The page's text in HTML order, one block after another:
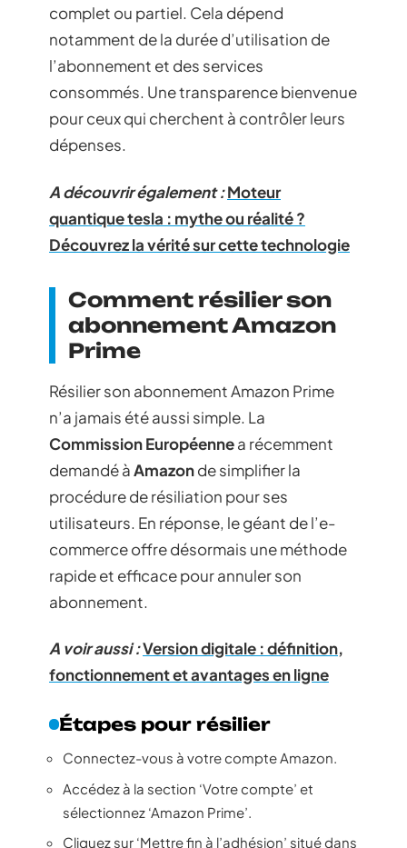
complet ou partiel. Cela dépend
notamment de la durée d’utilisation de
l’abonnement et des services
consommés. Une transparence bienvenue
pour ceux qui cherchent à contrôler leurs
dépenses.
A découvrir également :Moteur
quantique tesla : mythe ou réalité ?
Découvrez la vérité sur cette technologie
Comment résilier son
abonnement Amazon
Prime
Résilier son abonnement Amazon Prime
n’a jamais été aussi simple. La
Commission Européennea récemment
demandé àAmazonde simplifier la
procédure de résiliation pour ses
utilisateurs. En réponse, le géant de l’e-
commerce offre désormais une méthode
rapide et efficace pour annuler son
abonnement.
A voir aussi :Version digitale : définition,
fonctionnement et avantages en ligne
Étapes pour résilier
Connectez-vous à votre compte Amazon.
Accédez à la section ‘Votre compte’ et
sélectionnez ‘Amazon Prime’.
Cliquez sur ‘Mettre fin à l’adhésion’ situé dans